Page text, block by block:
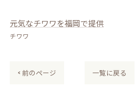
元気なチワワを福岡で提供
チワワ
< 前のページ 一覧に戻る